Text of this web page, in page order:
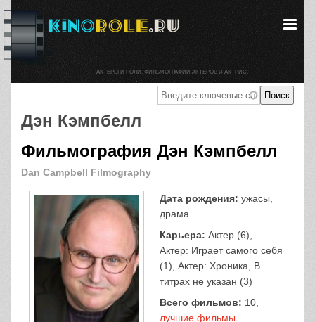
Дэн Кэмпбелл
Фильмография Дэн Кэмпбелл
Dan Campbell Filmography
Дата рождения: ужасы,
драма
Карьера: Актер (6),
Актер: Играет самого себя
(1), Актер: Хроника, В
титрах не указан (3)
Всего фильмов: 10,
лучшие фильмы
АКТЕРЫ И РОЛИ. ФИЛЬМОГРАФИИ АКТЕРОВ И АКТРИС.